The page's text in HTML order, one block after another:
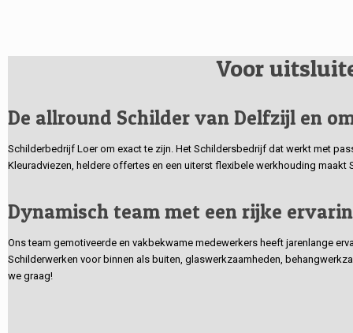
Voor
De allround Schilder van Delfzijl en
Schilderbedrijf Loer om exact te zijn. Het Schildersbedrijf dat werkt met
Kleuradviezen, heldere offertes en een uiterst flexibele werkhouding
Dynamisch team met een rijke
Ons team gemotiveerde en vakbekwame medewerkers heeft jarenlange
Schilderwerken voor binnen als buiten, glaswerkzaamheden,
we graag!